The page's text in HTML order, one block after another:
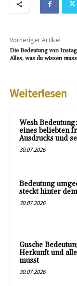
Vorheriger Artikel
Die Bedeutung von
Alles, was du wissen
Weiterlesen
Wesh
eines beliebten
Ausdrucks und
30.07.2026
Bedeutung
steckt hinter
30.07.2026
Gusche
Herkunft und
musst
30.07.2026